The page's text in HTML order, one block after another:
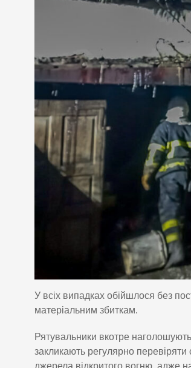
У всіх випадках обійшлося без
матеріальним збиткам.
Рятувальники вкотре наголошують
закликають регулярно
джерела відкритого вогню, адже